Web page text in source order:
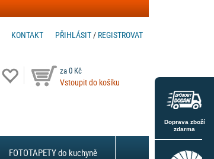
PŘIHLÁSIT/ REGISTROVAT
KONTAKT
za 0 Kč
Vstoupit do košíku
FOTOTAPETY do kuchyně
Doprava zboží
zdarma